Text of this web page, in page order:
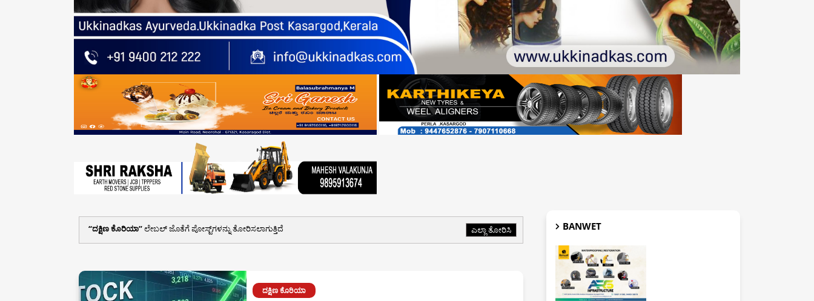
ದಕ್ಷಿಣ ಕೊರಿಯಾ ಲೇಬಲ್ ಜೊತೆಗೆ ಪೋಸ್ಟ್‌ಗಳನ್ನು ತೋರಿಸಲಾಗುತ್ತಿದೆ ಎಲ್ಲಾ ತೋರಿಸಿ
ದಕ್ಷಿಣ ಕೊರಿಯಾ
BANWET